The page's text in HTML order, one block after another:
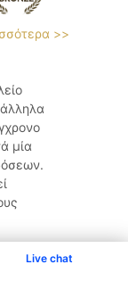
Live chat
>>
μία